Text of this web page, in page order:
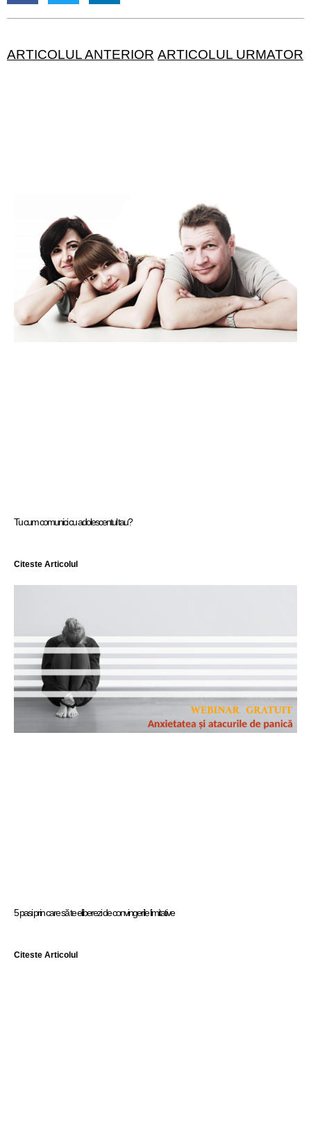
ARTICOLUL ANTERIOR ARTICOLUL URMATOR
Tu cum comunici cu adolescentul tau?
Citeste Articolul
5 pasi prin care să te eliberezi de convingerile limitative
Citeste Articolul